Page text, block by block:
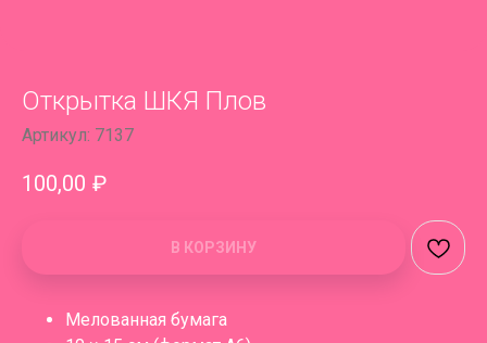
Открытка ШКЯ Плов
Артикул: 7137
100,00 ₽
В КОРЗИНУ
Мелованная бумага